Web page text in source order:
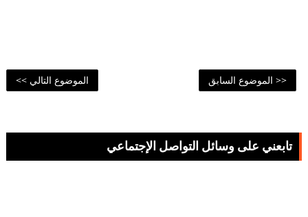
الموضوع التالي >> << الموضوع السابق
تابعني على وسائل التواصل الإجتماعي